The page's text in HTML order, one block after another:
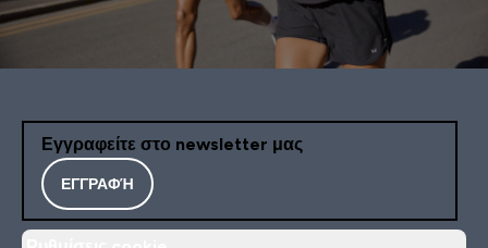
Εγγραφείτε στο newsletter μας
ΕΓΓΡΑΦΉ